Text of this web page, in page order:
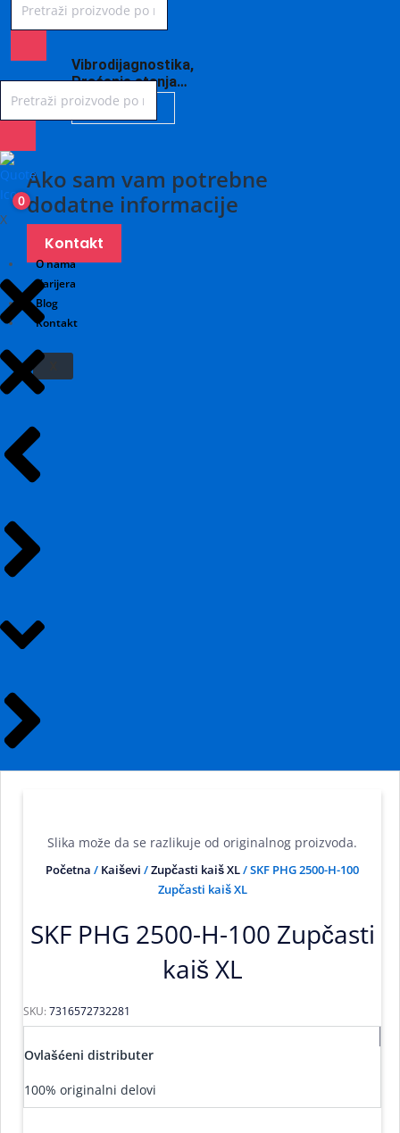
Vibrodijagnostika,
Praćenje stanja…
SAZNAJ VIŠE
Ako sam vam potrebne
dodatne informacije
Kontakt
O nama
Karijera
Blog
Kontakt
0
X
Slika može da se razlikuje od originalnog proizvoda.
Početna / Kaiševi /Zupčasti kaiš XL/ SKF PHG 2500-H-100
Zupčasti kaiš XL
SKF PHG 2500-H-100 Zupčasti
kaiš XL
SKU: 7316572732281
Ovlašćeni distributer
100% originalni delovi